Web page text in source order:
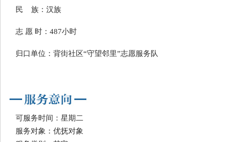
民 族：汉族
志 愿 时：487小时
归口单位：背街社区“守望邻里”志愿服务队
可服务时间：星期二
服务对象：优抚对象